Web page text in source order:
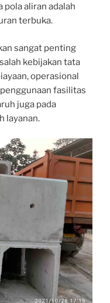
pola aliran adalah
terbuka.
sangat penting
kebijakan tata
operasional
fasilitas
juga pada
layanan.